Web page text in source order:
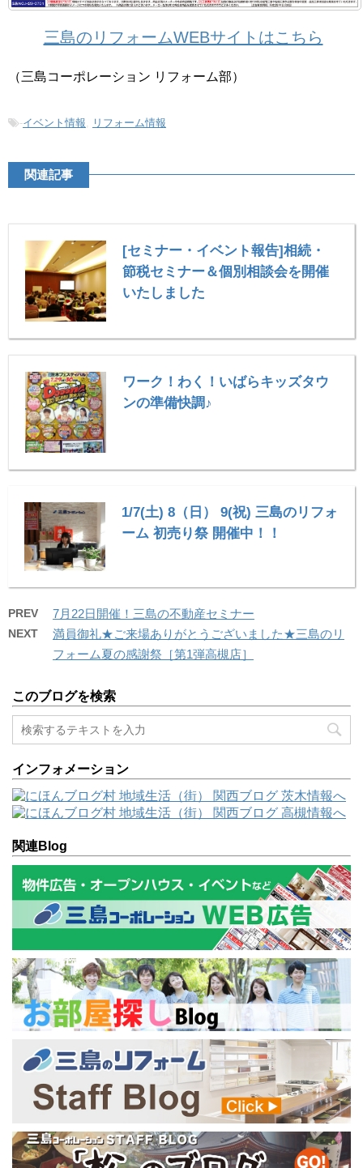
三島のリフォームWEBサイトはこちら
（三島コーポレーション リフォーム部）
-イベント情報 リフォーム情報
関連記事
[セミナー・イベント報告]相続・
節税セミナー＆個別相談会を開催
いたしました
ワーク！わく！いばらキッズタウ
ンの準備快調♪
1/7(土) 8（日） 9(祝) 三島のリフォ
ーム 初売り祭 開催中！！
PREV 7月22日開催！三島の不動産セミナー
NEXT
満員御礼★ご来場ありがとうございました★三島のリ
フォーム夏の感謝祭［第1弾高槻店］
このブログを検索
インフォメーション
関連Blog